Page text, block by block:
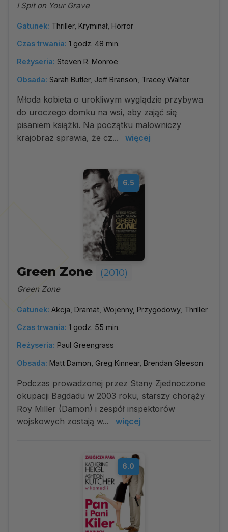
I Spit on Your Grave
Gatunek: Thriller, Kryminał, Horror
Czas trwania: 1 godz. 48 min.
Reżyseria: Steven R. Monroe
Obsada: Sarah Butler, Jeff Branson, Tracey Walter
Młoda kobieta o urokliwym wyglądzie przybywa
do uroczego domku na wsi, aby zająć się
pisaniem książki. Na początku malowniczy
krajobraz sprawia, że cz...
więcej
6.5
Green Zone (2010)
Green Zone
Gatunek: Akcja, Dramat, Wojenny, Przygodowy, Thriller
Czas trwania: 1 godz. 55 min.
Reżyseria: Paul Greengrass
Obsada: Matt Damon, Greg Kinnear, Brendan Gleeson
Podczas prowadzonej przez Stany Zjednoczone
okupacji Bagdadu w 2003 roku, starszy chorąży
Roy Miller (Damon) i zespół inspektorów
wojskowych zostają w...
więcej
6.0